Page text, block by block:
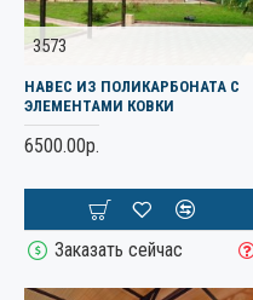
3573
НАВЕС ИЗ ПОЛИКАРБОНАТА С
ЭЛЕМЕНТАМИ КОВКИ
6500.00р.
Заказать сейчас